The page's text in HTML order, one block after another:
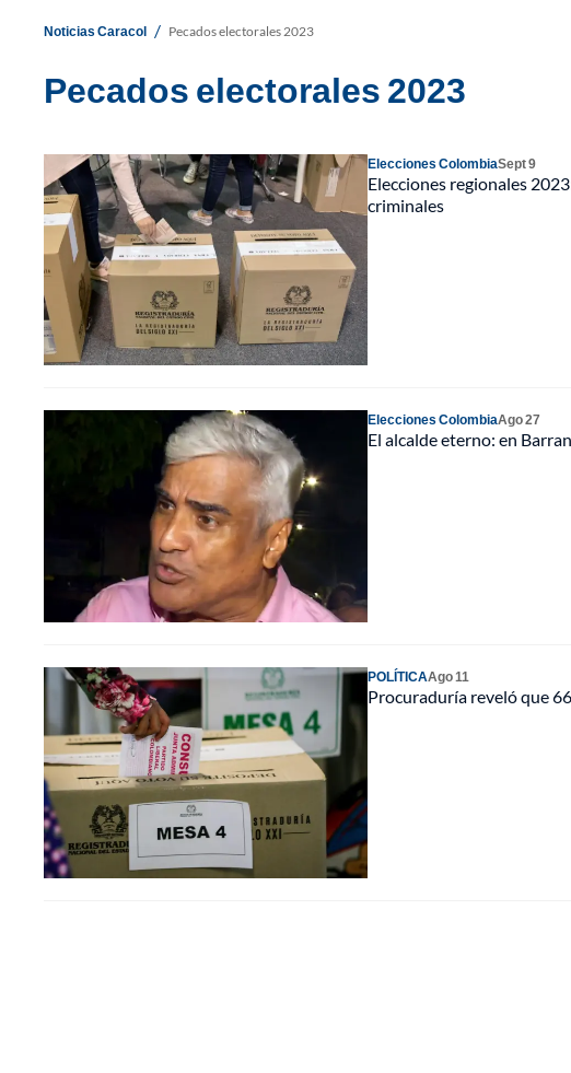
Noticias Caracol / Pecados electorales 2023
Pecados electorales 2023
Elecciones ColombiaSept 9
Elecciones regionales
criminales
Elecciones ColombiaAgo 27
El alcalde eterno: en
POLÍTICAAgo 11
Procuraduría reveló que